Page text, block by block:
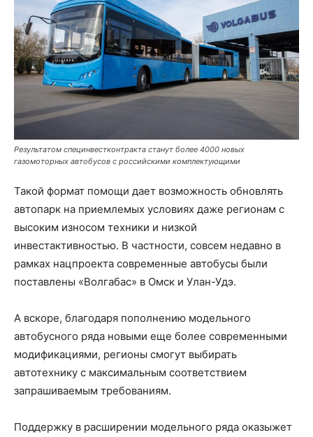
Результатом специнвестконтракта станут более 4000 новых
газомоторных автобусов с российскими комплектующими
Такой формат помощи дает возможность обновлять
автопарк на приемлемых условиях даже регионам с
высоким износом техники и низкой
инвестактивностью. В частности, совсем недавно в
рамках нацпроекта современные автобусы были
поставлены «Волгабас» в Омск и Улан-Удэ.
А вскоре, благодаря пополнению модельного
автобусного ряда новыми еще более современными
модификациями, регионы смогут выбирать
автотехнику с максимальным соответствием
запрашиваемым требованиям.
Поддержку в расширении модельного ряда оказыжет